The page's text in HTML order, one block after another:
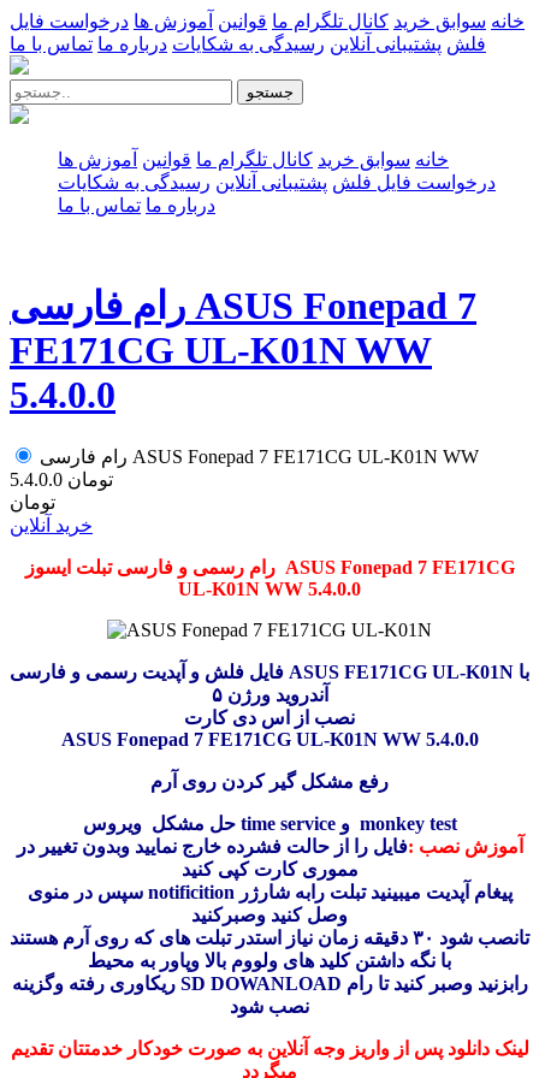
خانه سوابق خرید کانال تلگرام ما قوانین آموزش ها درخواست فایل
فلش پشتیبانی آنلاین رسیدگی به شکایات درباره ما تماس با ما
جستجو
خانه سوابق خرید کانال تلگرام ما قوانین آموزش ها
درخواست فایل فلش پشتیبانی آنلاین رسیدگی به شکایات
درباره ما تماس با ما
رام فارسی ASUS Fonepad 7
FE171CG UL-K01N WW
5.4.0.0
رام فارسی ASUS Fonepad 7 FE171CG UL-K01N WW
5.4.0.0 تومان
تومان
خرید آنلاین
رام رسمی و فارسی تبلت ایسوز ASUS Fonepad 7 FE171CG
UL-K01N WW 5.4.0.0
فایل فلش و آپدیت رسمی و فارسی ASUS FE171CG UL-K01N با
آندروید ورژن ۵
نصب از اس دی کارت
ASUS Fonepad 7 FE171CG UL-K01N WW 5.4.0.0
رفع مشکل گیر کردن روی آرم
حل مشکل ویروس time service و monkey test
آموزش نصب :فایل را از حالت فشرده خارج نمایید وبدون تغییر در
مموری کارت کپی کنید
سپس در منوی notificition پیغام آپدیت میبینید تبلت رابه شارژر
وصل کنید وصبرکنید
تانصب شود ۳۰ دقیقه زمان نیاز است
در تبلت های که روی آرم هستند
با نگه داشتن کلید های ولووم بالا وپاور به محیط
ریکاوری رفته وگزینه SD DOWANLOAD رابزنید وصبر کنید تا رام
نصب شود
لینک دانلود پس از واریز وجه آنلاین به صورت خودکار خدمتتان تقدیم
میگردد